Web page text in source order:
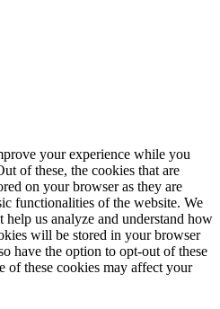
your experience while you
of these, the cookies that are
on your browser as they are
functionalities of the website. We
help us analyze and understand how
will be stored in your browser
have the option to opt-out of these
of these cookies may affect your